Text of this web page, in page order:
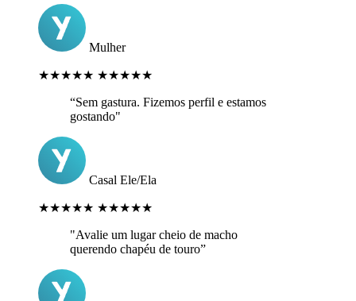
Mulher
★★★★★ ★★★★★
“Sem gastura. Fizemos perfil e estamos
gostando"
Casal Ele/Ela
★★★★★ ★★★★★
"Avalie um lugar cheio de macho
querendo chapéu de touro”